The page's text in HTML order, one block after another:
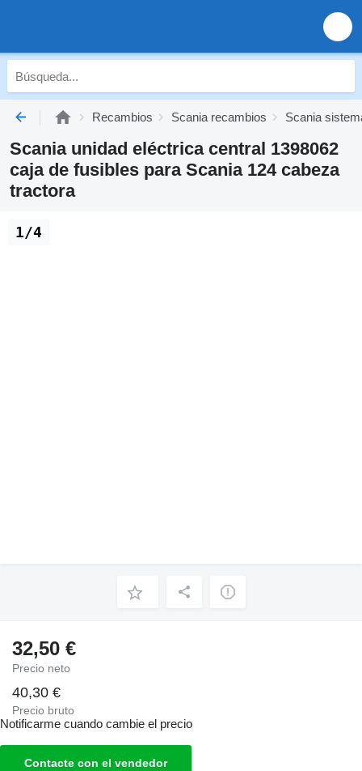
Recambios Scania recambios Scania
Scania unidad eléctrica central 1398062
caja de fusibles para Scania 124 cabeza
tractora
1/4
32,50 €
Precio neto
40,30 €
Precio bruto
Notificarme cuando cambie el precio
Contacte con el vendedor